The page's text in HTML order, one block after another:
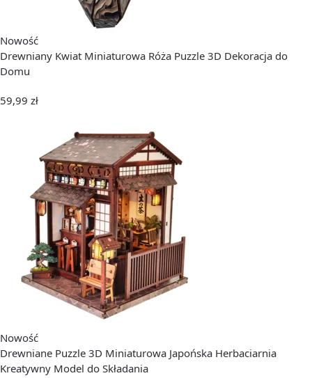
Nowość
Drewniany Kwiat Miniaturowa Róża Puzzle 3D Dekoracja do
Domu
59,99 zł
Nowość
Drewniane Puzzle 3D Miniaturowa Japońska Herbaciarnia
Kreatywny Model do Składania